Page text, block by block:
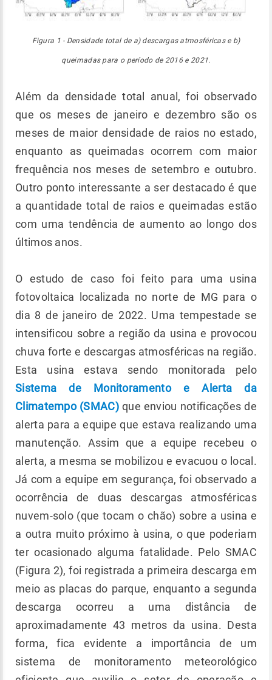
Figura 1 - Densidade total de a) descargas atmosféricas e b)
queimadas para o período de 2016 e 2021.
Além da densidade total anual, foi observado
que os meses de janeiro e dezembro são os
meses de maior densidade de raios no estado,
enquanto as queimadas ocorrem com maior
frequência nos meses de setembro e outubro.
Outro ponto interessante a ser destacado é que
a quantidade total de raios e queimadas estão
com uma tendência de aumento ao longo dos
últimos anos.
O estudo de caso foi feito para uma usina
fotovoltaica localizada no norte de MG para o
dia 8 de janeiro de 2022. Uma tempestade se
intensificou sobre a região da usina e provocou
chuva forte e descargas atmosféricas na região.
Esta usina estava sendo monitorada pelo
Sistema de Monitoramento e Alerta da
Climatempo (SMAC)que enviou notificações de
alerta para a equipe que estava realizando uma
manutenção. Assim que a equipe recebeu o
alerta, a mesma se mobilizou e evacuou o local.
Já com a equipe em segurança, foi observado a
ocorrência de duas descargas atmosféricas
nuvem-solo (que tocam o chão) sobre a usina e
a outra muito próximo à usina, o que poderiam
ter ocasionado alguma fatalidade. Pelo SMAC
(Figura 2), foi registrada a primeira descarga em
meio as placas do parque, enquanto a segunda
descarga ocorreu a uma distância de
aproximadamente 43 metros da usina. Desta
forma, fica evidente a importância de um
sistema de monitoramento meteorológico